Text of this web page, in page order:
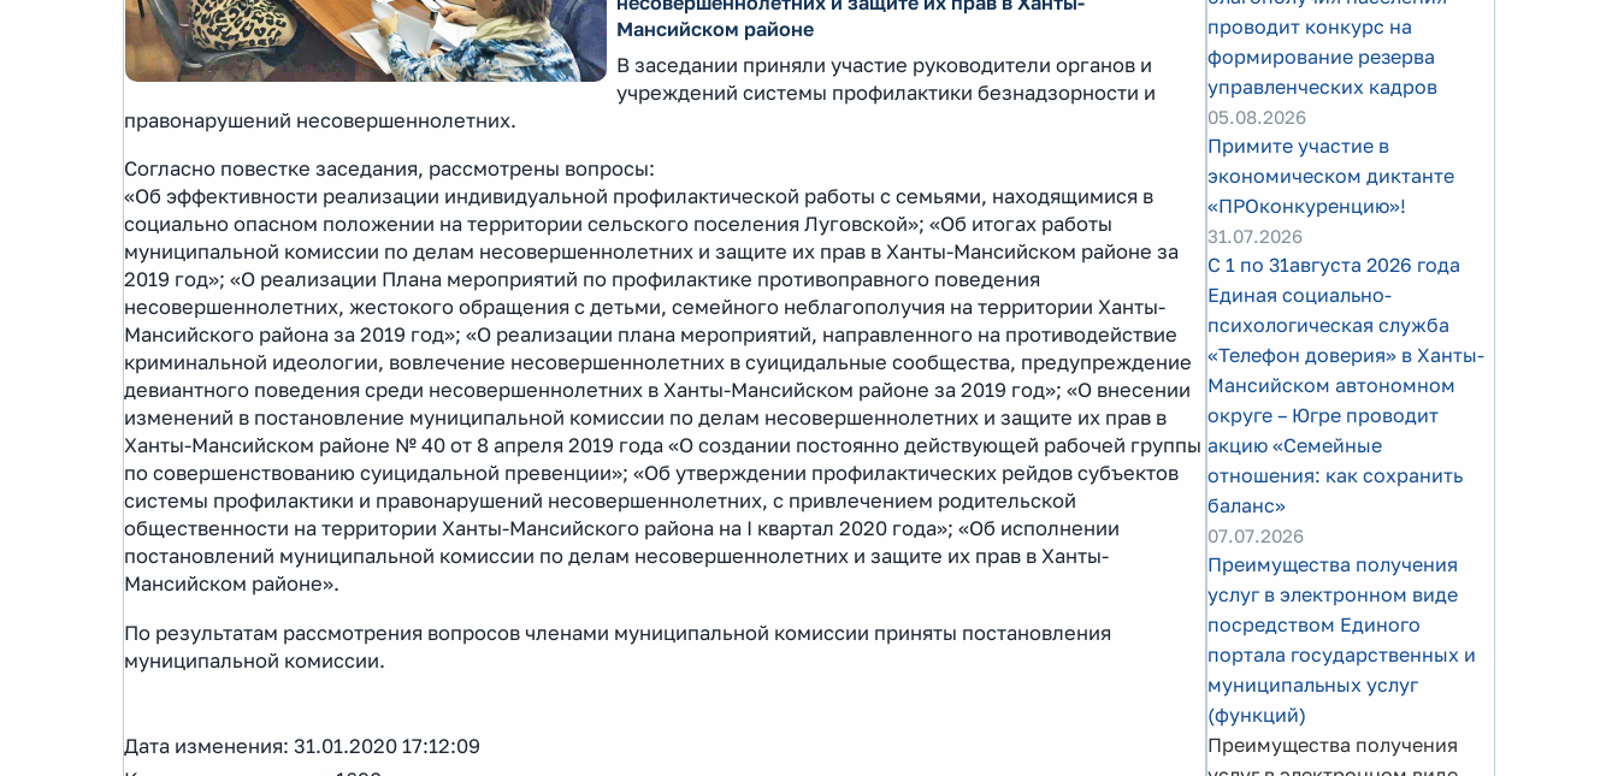
Мансийском районе
В заседании приняли участие руководители органов и
учреждений системы профилактики безнадзорности и
правонарушений несовершеннолетних.
Согласно повестке заседания, рассмотрены вопросы:
«Об эффективности реализации индивидуальной профилактической работы с семьями, находящимися в
социально опасном положении на территории сельского поселения Луговской»; «Об итогах работы
муниципальной комиссии по делам несовершеннолетних и защите их прав в Ханты-Мансийском районе за
2019 год»; «О реализации Плана мероприятий по профилактике противоправного поведения
несовершеннолетних, жестокого обращения с детьми, семейного неблагополучия на территории Ханты-
Мансийского района за 2019 год»; «О реализации плана мероприятий, направленного на противодействие
криминальной идеологии, вовлечение несовершеннолетних в суицидальные сообщества, предупреждение
девиантного поведения среди несовершеннолетних в Ханты-Мансийском районе за 2019 год»; «О внесении
изменений в постановление муниципальной комиссии по делам несовершеннолетних и защите их прав в
Ханты-Мансийском районе № 40 от 8 апреля 2019 года «О создании постоянно действующей рабочей группы
по совершенствованию суицидальной превенции»; «Об утверждении профилактических рейдов субъектов
системы профилактики и правонарушений несовершеннолетних, с привлечением родительской
общественности на территории Ханты-Мансийского района на I квартал 2020 года»; «Об исполнении
постановлений муниципальной комиссии по делам несовершеннолетних и защите их прав в Ханты-
Мансийском районе».
По результатам рассмотрения вопросов членами муниципальной комиссии приняты постановления
муниципальной комиссии.
Дата изменения: 31.01.2020 17:12:09
проводит конкурс на
формирование резерва
управленческих кадров
05.08.2026
Примите участие в
экономическом диктанте
«ПРОконкуренцию»!
31.07.2026
С 1 по 31августа 2026 года
Единая социально-
психологическая служба
«Телефон доверия» в Ханты-
Мансийском автономном
округе – Югре проводит
акцию «Семейные
отношения: как сохранить
баланс»
07.07.2026
Преимущества получения
услуг в электронном виде
посредством Единого
портала государственных и
муниципальных услуг
(функций)
Преимущества получения